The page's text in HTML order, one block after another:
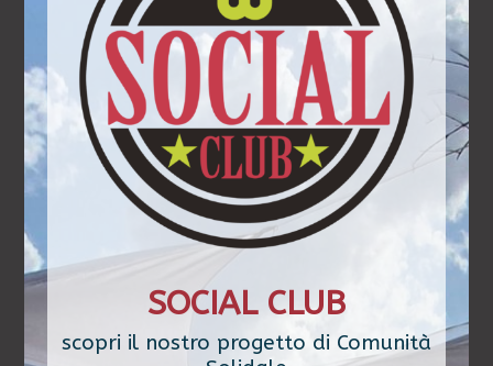
SOCIAL CLUB
scopri il nostro progetto di Comunità